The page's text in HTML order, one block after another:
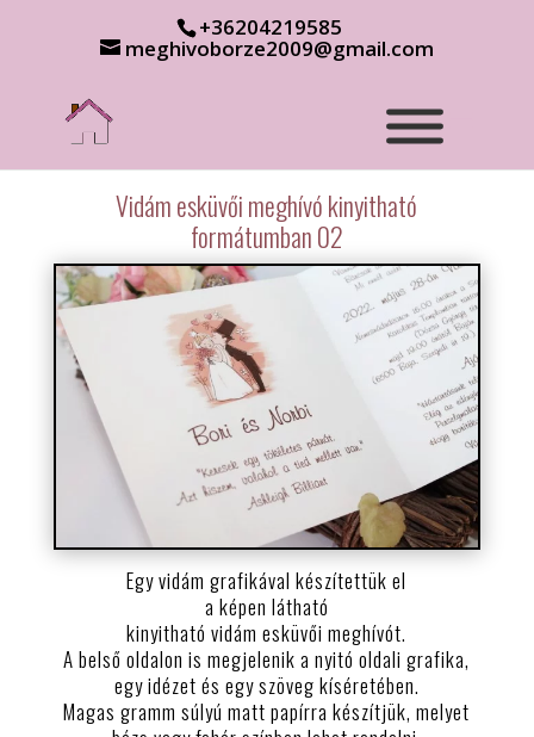
+36204219585
meghivoborze2009@gmail.com
Vidám esküvői meghívó kinyitható
formátumban 02
Egy vidám grafikával készítettük el
a képen látható
kinyitható vidám esküvői meghívót.
A belső oldalon is megjelenik a nyitó oldali grafika,
egy idézet és egy szöveg kíséretében.
Magas gramm súlyú matt papírra készítjük, melyet